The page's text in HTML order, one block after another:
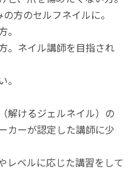
方のセルフネイルに。
。ネイル講師を目指され
解けるジェルネイル）の
カーが認定した講師に少
レベルに応じた講習をして